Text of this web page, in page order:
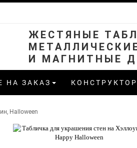
ЖЕСТЯНЫЕ
И МАГНИТНЫЕ
НА ЗАКАЗ
Halloween